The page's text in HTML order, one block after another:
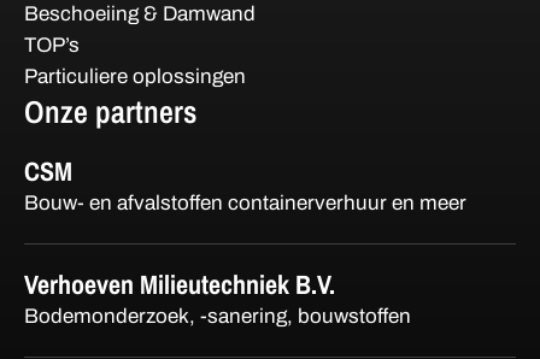
Beschoeiing & Damwand
TOP’s
Particuliere oplossingen
Onze partners
CSM
Bouw- en afvalstoffen containerverhuur en meer
Verhoeven Milieutechniek B.V.
Bodemonderzoek, -sanering, bouwstoffen